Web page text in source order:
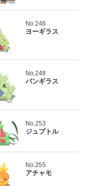
No.246
ヨーギラス
No.248
バンギラス
No.253
ジュプトル
No.255
アチャモ